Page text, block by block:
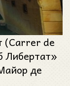
(Carrer de
де